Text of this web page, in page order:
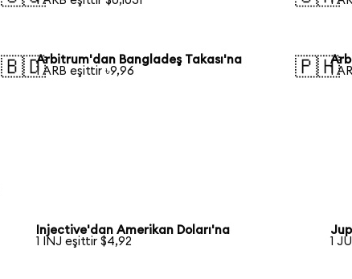
🇧🇩Arbitrum'dan Bangladeş Takası'na
1 ARB eşittir ৳9,96
🇵🇭
1
Injective'dan Amerikan Doları'na
1 INJ eşittir $4,92
1